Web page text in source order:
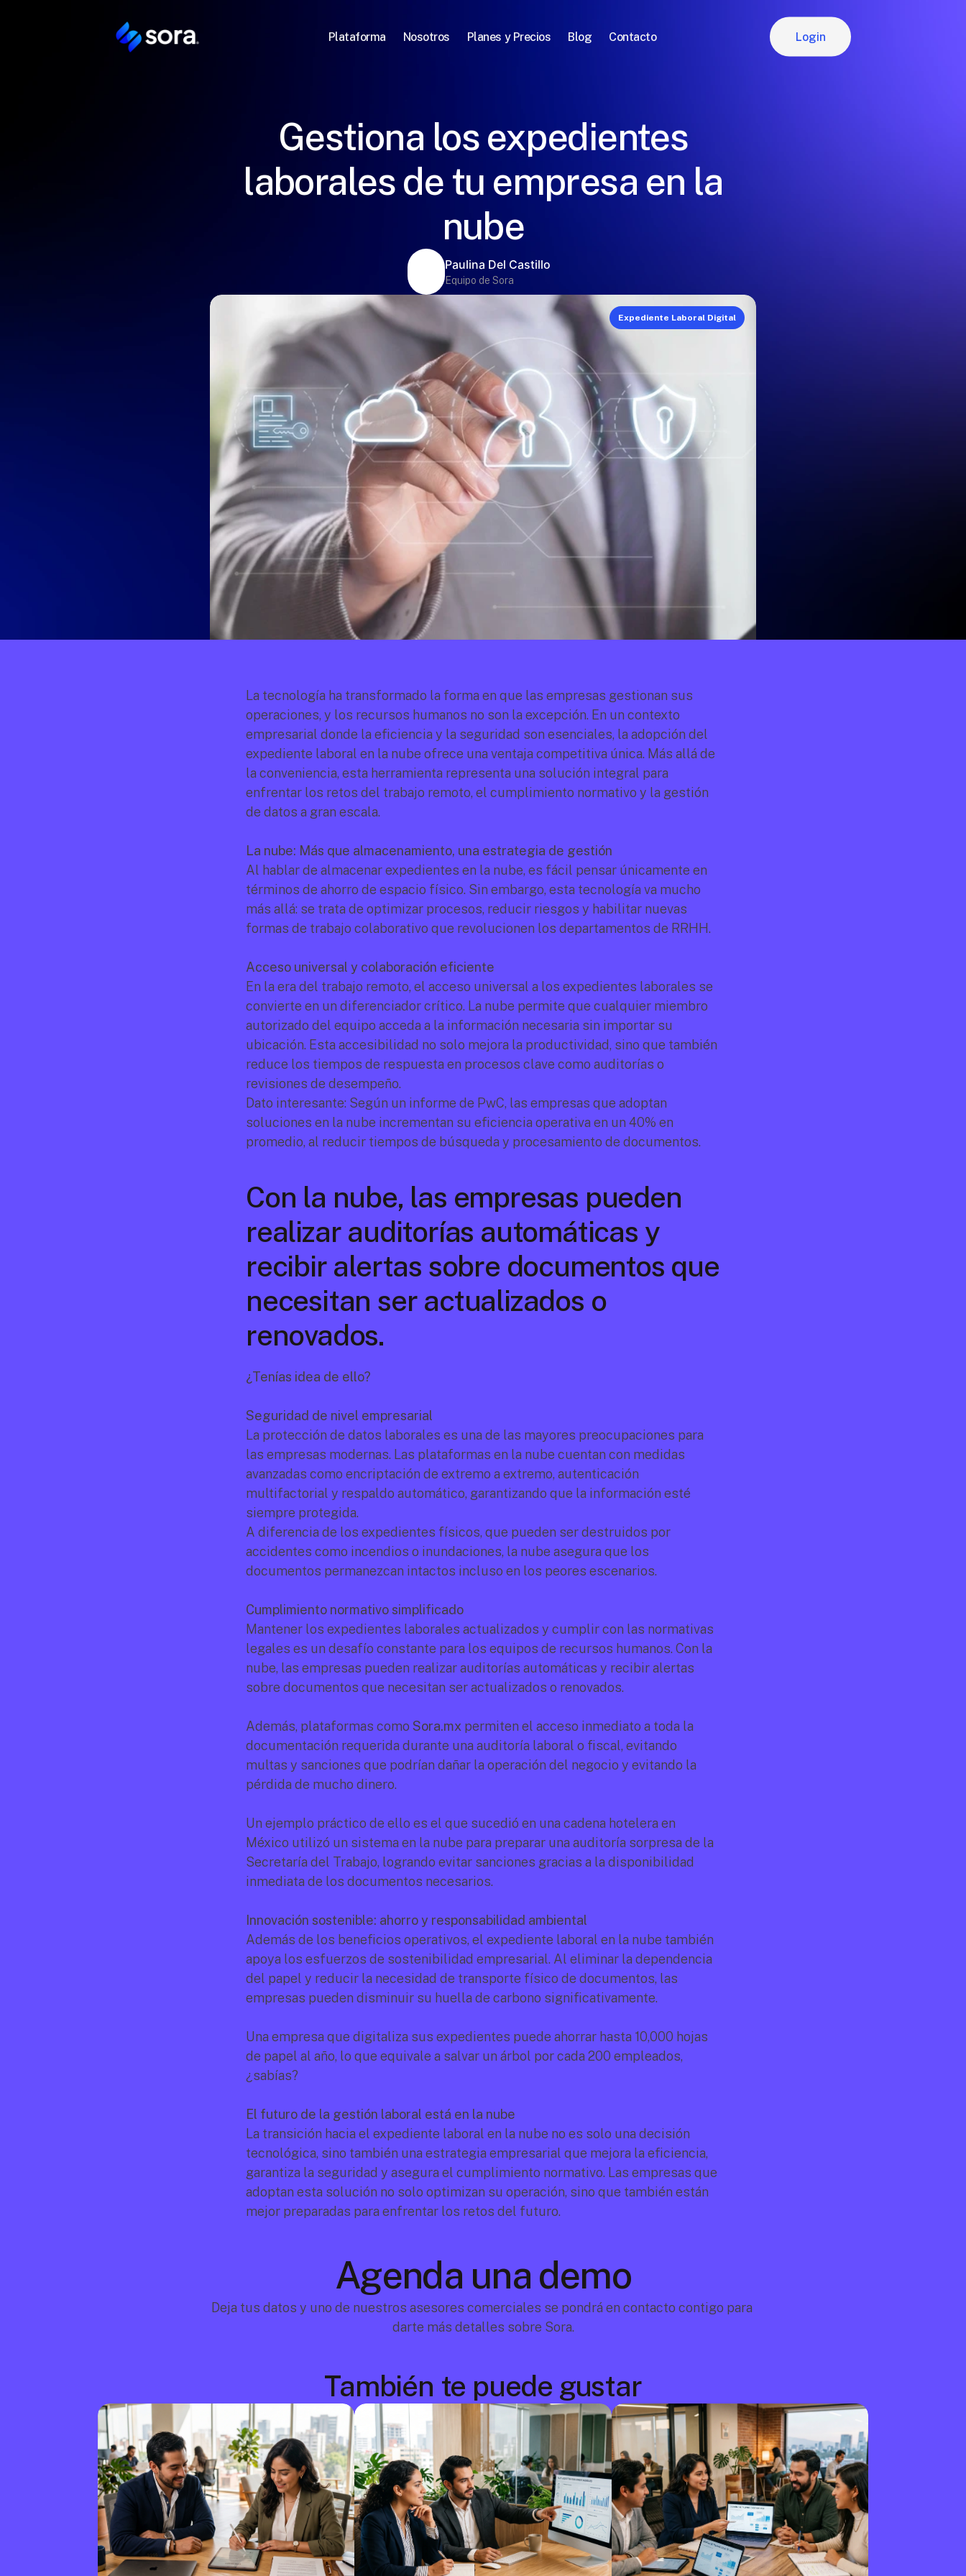
Plataforma Nosotros Planes y Precios Blog Contacto Login
Gestiona los expedientes
laborales de tu empresa en la
nube
Paulina Del Castillo
Equipo de Sora
Expediente Laboral Digital
La tecnología ha transformado la forma en que las empresas gestionan sus
operaciones, y los recursos humanos no son la excepción. En un contexto
empresarial donde la eficiencia y la seguridad son esenciales, la adopción del
expediente laboral en la nube ofrece una ventaja competitiva única. Más allá de
la conveniencia, esta herramienta representa una solución integral para
enfrentar los retos del trabajo remoto, el cumplimiento normativo y la gestión
de datos a gran escala.
La nube: Más que almacenamiento, una estrategia de gestión
Al hablar de almacenar expedientes en la nube, es fácil pensar únicamente en
términos de ahorro de espacio físico. Sin embargo, esta tecnología va mucho
más allá: se trata de optimizar procesos, reducir riesgos y habilitar nuevas
formas de trabajo colaborativo que revolucionen los departamentos de RRHH.
Acceso universal y colaboración eficiente
En la era del trabajo remoto, el acceso universal a los expedientes laborales se
convierte en un diferenciador crítico. La nube permite que cualquier miembro
autorizado del equipo acceda a la información necesaria sin importar su
ubicación. Esta accesibilidad no solo mejora la productividad, sino que también
reduce los tiempos de respuesta en procesos clave como auditorías o
revisiones de desempeño.
Dato interesante: Según un informe de PwC, las empresas que adoptan
soluciones en la nube incrementan su eficiencia operativa en un 40% en
promedio, al reducir tiempos de búsqueda y procesamiento de documentos.
Con la nube, las empresas pueden
realizar auditorías automáticas y
recibir alertas sobre documentos que
necesitan ser actualizados o
renovados.
¿Tenías idea de ello?
Seguridad de nivel empresarial
La protección de datos laborales es una de las mayores preocupaciones para
las empresas modernas. Las plataformas en la nube cuentan con medidas
avanzadas como encriptación de extremo a extremo, autenticación
multifactorial y respaldo automático, garantizando que la información esté
siempre protegida.
A diferencia de los expedientes físicos, que pueden ser destruidos por
accidentes como incendios o inundaciones, la nube asegura que los
documentos permanezcan intactos incluso en los peores escenarios.
Cumplimiento normativo simplificado
Mantener los expedientes laborales actualizados y cumplir con las normativas
legales es un desafío constante para los equipos de recursos humanos. Con la
nube, las empresas pueden realizar auditorías automáticas y recibir alertas
sobre documentos que necesitan ser actualizados o renovados.
Además, plataformas como Sora.mx permiten el acceso inmediato a toda la
documentación requerida durante una auditoría laboral o fiscal, evitando
multas y sanciones que podrían dañar la operación del negocio y evitando la
pérdida de mucho dinero.
Un ejemplo práctico de ello es el que sucedió en una cadena hotelera en
México utilizó un sistema en la nube para preparar una auditoría sorpresa de la
Secretaría del Trabajo, logrando evitar sanciones gracias a la disponibilidad
inmediata de los documentos necesarios.
Innovación sostenible: ahorro y responsabilidad ambiental
Además de los beneficios operativos, el expediente laboral en la nube también
apoya los esfuerzos de sostenibilidad empresarial. Al eliminar la dependencia
del papel y reducir la necesidad de transporte físico de documentos, las
empresas pueden disminuir su huella de carbono significativamente.
Una empresa que digitaliza sus expedientes puede ahorrar hasta 10,000 hojas
de papel al año, lo que equivale a salvar un árbol por cada 200 empleados,
¿sabías?
El futuro de la gestión laboral está en la nube
La transición hacia el expediente laboral en la nube no es solo una decisión
tecnológica, sino también una estrategia empresarial que mejora la eficiencia,
garantiza la seguridad y asegura el cumplimiento normativo. Las empresas que
adoptan esta solución no solo optimizan su operación, sino que también están
mejor preparadas para enfrentar los retos del futuro.
Agenda una demo
Deja tus datos y uno de nuestros asesores comerciales se pondrá en contacto contigo para
darte más detalles sobre Sora.
También te puede gustar